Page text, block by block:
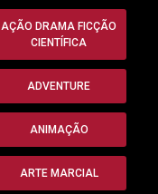
AÇÃO DRAMA FICÇÃO
CIENTÍFICA
ADVENTURE
ANIMAÇÃO
ARTE MARCIAL